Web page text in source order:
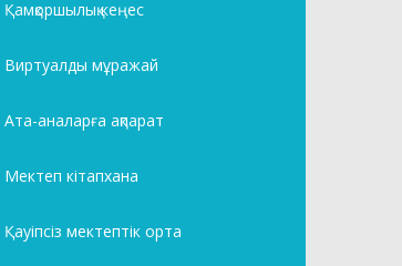
Қамқоршылық кеңес
Виртуалды мұражай
Ата-аналарға ақпарат
Мектеп кітапхана
Қауіпсіз мектептік орта